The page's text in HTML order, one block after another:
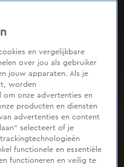
en vergelijkbare
over jou als gebruiker
jouw apparaten. Als je
worden
om onze advertenties en
producten en diensten
advertenties en content
selecteert of je
functionele en essentiële
functioneren en veilig te